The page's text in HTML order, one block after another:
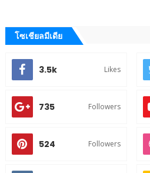
โซเชียลมีเดีย
3.5k Likes
735 Followers
524 Followers